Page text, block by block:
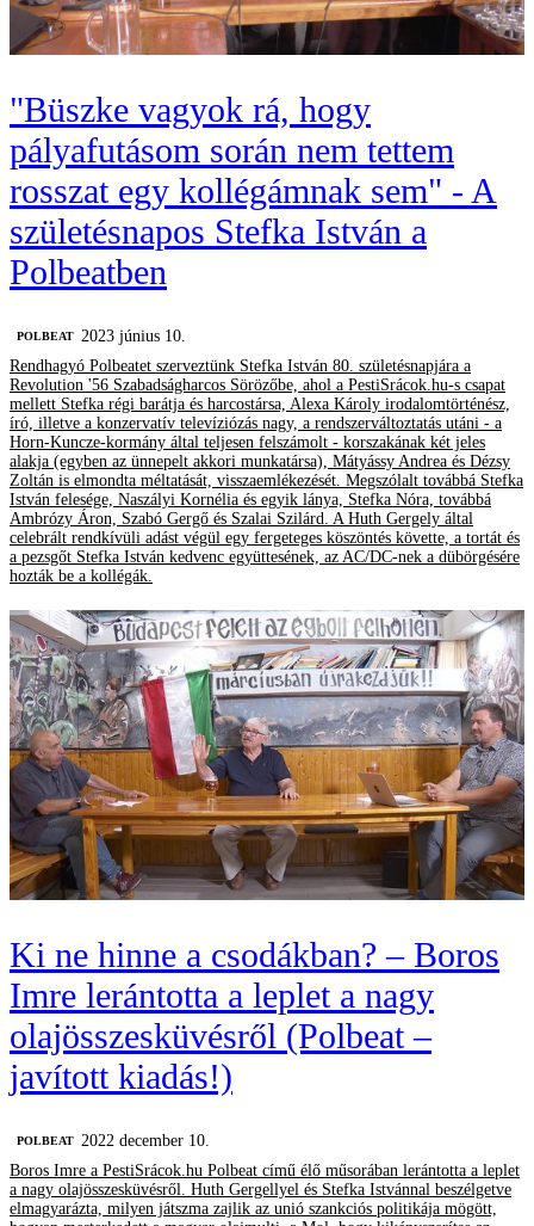
"Büszke vagyok rá, hogy
pályafutásom során nem tettem
rosszat egy kollégámnak sem" - A
születésnapos Stefka István a
Polbeatben
‎POLBEAT
2023 június 10.
Rendhagyó Polbeatet szerveztünk Stefka István 80. születésnapjára a
Revolution '56 Szabadságharcos Sörözőbe, ahol a PestiSrácok.hu-s csapat
mellett Stefka régi barátja és harcostársa, Alexa Károly irodalomtörténész,
író, illetve a konzervatív televíziózás nagy, a rendszerváltoztatás utáni - a
Horn-Kuncze-kormány által teljesen felszámolt - korszakának két jeles
alakja (egyben az ünnepelt akkori munkatársa), Mátyássy Andrea és Dézsy
Zoltán is elmondta méltatását, visszaemlékezését. Megszólalt továbbá Stefka
István felesége, Naszályi Kornélia és egyik lánya, Stefka Nóra, továbbá
Ambrózy Áron, Szabó Gergő és Szalai Szilárd. A Huth Gergely által
celebrált rendkívüli adást végül egy fergeteges köszöntés követte, a tortát és
a pezsgőt Stefka István kedvenc együttesének, az AC/DC-nek a dübörgésére
hozták be a kollégák.
Ki ne hinne a csodákban? – Boros
Imre lerántotta a leplet a nagy
olajösszesküvésről (Polbeat –
javított kiadás!)
‎POLBEAT
2022 december 10.
Boros Imre a PestiSrácok.hu Polbeat című élő műsorában lerántotta a leplet
a nagy olajösszesküvésről. Huth Gergellyel és Stefka Istvánnal beszélgetve
elmagyarázta, milyen játszma zajlik az unió szankciós politikája mögött,